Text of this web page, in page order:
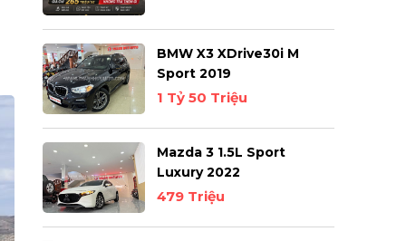
BMW X3 XDrive30i M
Sport 2019
1 Tỷ 50 Triệu
Mazda 3 1.5L Sport
Luxury 2022
479 Triệu